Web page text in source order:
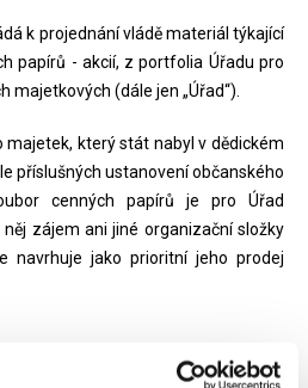
k projednání vládě materiál týkající
papírů - akcií, z portfolia Úřadu pro
majetkových (dále jen „Úřad“).
majetek, který stát nabyl v dědickém
příslušných ustanovení občanského
cenných papírů je pro Úřad
zájem ani jiné organizační složky
navrhuje jako prioritní jeho prodej